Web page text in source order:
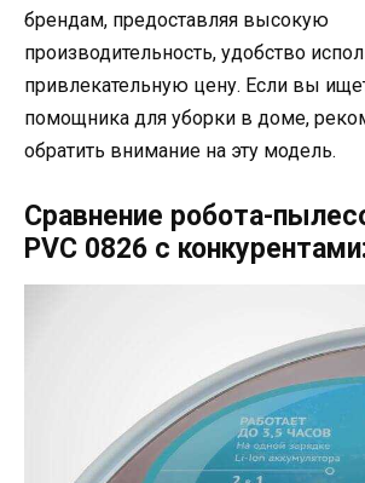
брендам, предоставляя высокую
производительность, удобство
привлекательную цену. Если вы
помощника для уборки в доме,
обратить внимание на эту модель.
Сравнение робота-
PVC 0826 с